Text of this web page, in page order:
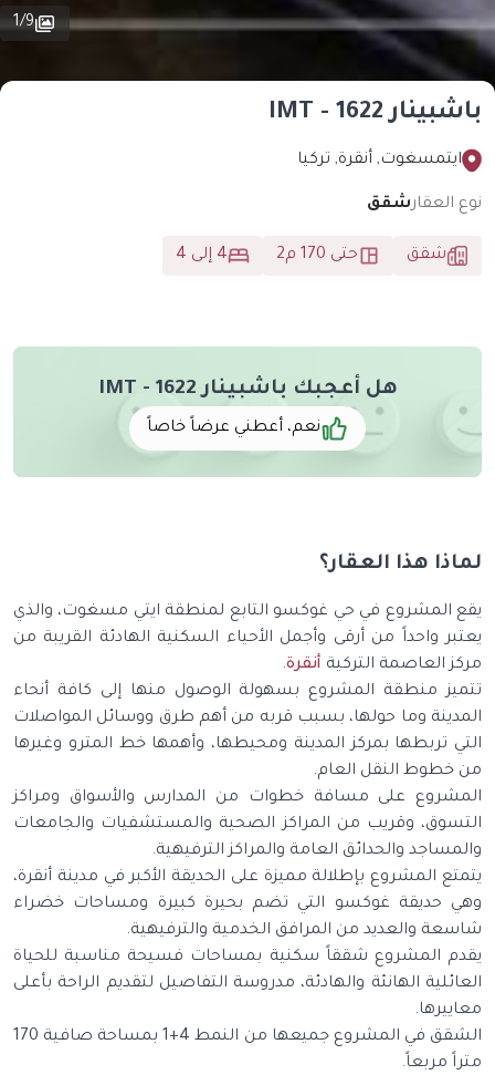
1/9
باشبينار IMT - 1622
ايتمسغوت, أنقرة, تركيا
نوع العقارشقق
شقق حتى 170 م2 4 إلى 4
هل أعجبك باشبينار IMT - 1622
نعم، أعطني عرضاً خاصاً
لماذا هذا العقار؟
يقع المشروع في حي غوكسو التابع لمنطقة ايتي مسغوت، والذي
يعتبر واحداً من أرقى وأجمل الأحياء السكنية الهادئة القريبة من
مركز العاصمة التركية أنقرة.
تتميز منطقة المشروع بسهولة الوصول منها إلى كافة أنحاء
المدينة وما حولها، بسبب قربه من أهم طرق ووسائل المواصلات
التي تربطها بمركز المدينة ومحيطها، وأهمها خط المترو وغيرها
من خطوط النقل العام.
المشروع على مسافة خطوات من المدارس والأسواق ومراكز
التسوق، وقريب من المراكز الصحية والمستشفيات والجامعات
والمساجد والحدائق العامة والمراكز الترفيهية.
يتمتع المشروع بإطلالة مميزة على الحديقة الأكبر في مدينة أنقرة،
وهي حديقة غوكسو التي تضم بحيرة كبيرة ومساحات خضراء
شاسعة والعديد من المرافق الخدمية والترفيهية.
يقدم المشروع شققاً سكنية بمساحات فسيحة مناسبة للحياة
العائلية الهانئة والهادئة، مدروسة التفاصيل لتقديم الراحة بأعلى
معاييرها.
الشقق في المشروع جميعها من النمط 4+1 بمساحة صافية 170
متراً مربعاً.